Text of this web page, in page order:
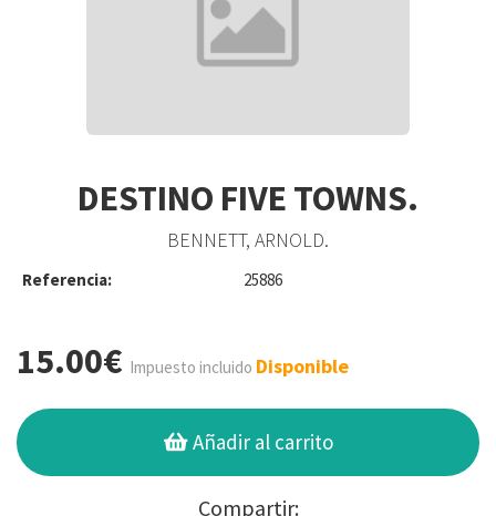
DESTINO FIVE TOWNS.
BENNETT, ARNOLD.
Referencia: 25886
15.00€ Impuesto incluido Disponible
Añadir al carrito
Compartir: